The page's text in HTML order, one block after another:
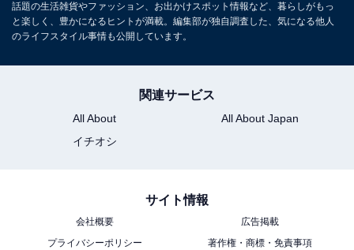
話題の生活雑貨やファッション、お出かけスポット情報など、暮らしがもっ
と楽しく、豊かになるヒントが満載。編集部が独自調査した、気になる他人
のライフスタイル事情も公開しています。
関連サービス
All About
All About Japan
イチオシ
サイト情報
会社概要
広告掲載
プライバシーポリシー
著作権・商標・免責事項